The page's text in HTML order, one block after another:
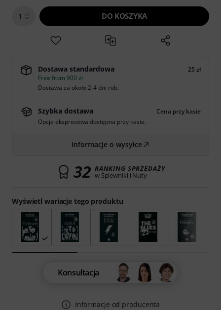
Wyświetl wariacje tego produktu
1 DO KOSZYKA
Dostawa standardowa
25 zł
Free from 900 zł
Dostawa za około 2-4 dni rob.
Szybka dostawa
Cena przy kasie
Opcja ekspresowa dostępna przy kasie.
Informacje o wysyłce
32 RANKING SPRZEDAŻY
w Śpiewniki i Nuty
Konsultacja
Informacje od producenta